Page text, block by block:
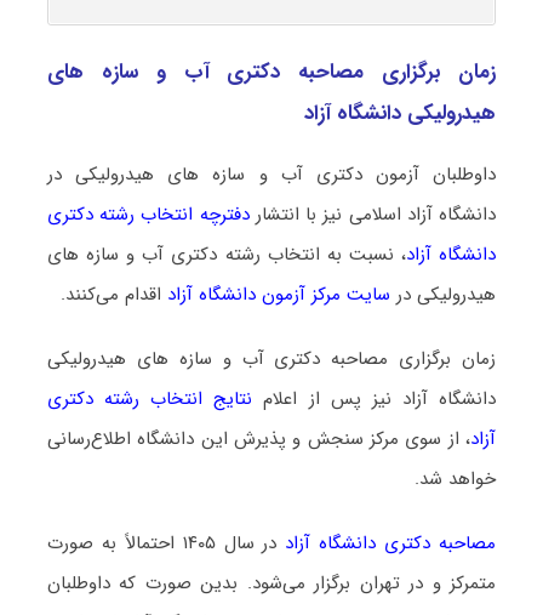
زمان برگزاری مصاحبه دکتری آب و سازه‎‌ های
هیدرولیکی دانشگاه آزاد
داوطلبان آزمون دکتری آب و سازه‎‌ های هیدرولیکی در
دانشگاه آزاد اسلامی نیز با انتشاردفترچه انتخاب رشته دکتری
دانشگاه آزاد
، نسبت به انتخاب رشته دکتری آب و سازه‎‌ های
هیدرولیکی در سایت مرکز آزمون دانشگاه آزاد اقدام می‌کنند.
زمان برگزاری مصاحبه دکتری آب و سازه‎‌ های هیدرولیکی
دانشگاه آزاد نیز پس از اعلام نتایج انتخاب رشته دکتری
آزاد، از سوی مرکز سنجش و پذیرش این دانشگاه اطلاع‌رسانی
خواهد شد.
مصاحبه دکتری دانشگاه آزاد
در سال ۱۴۰۵ احتمالاً به صورت
متمرکز و در تهران برگزار می‌شود. بدین صورت که داوطلبان